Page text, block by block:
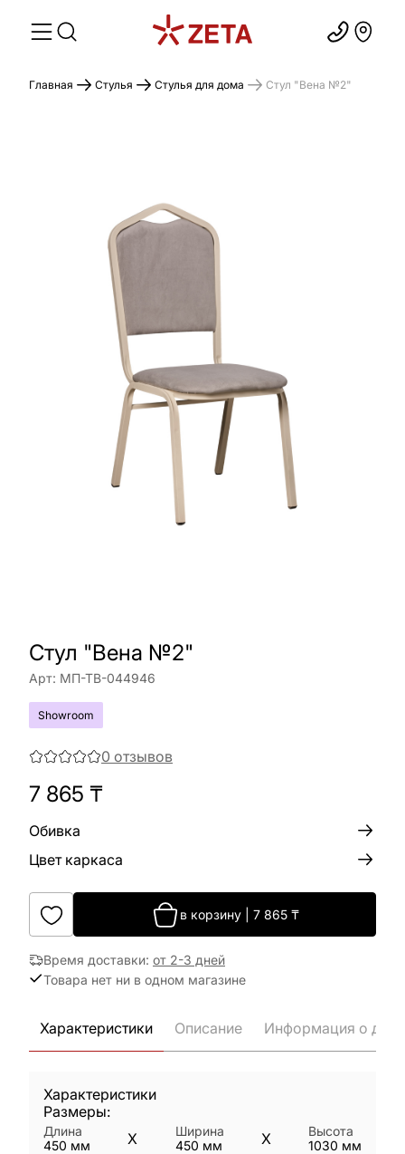
Главная Стулья Стулья для дома Стул "Вена №2"
Стул "Вена №2"
Арт: МП-ТВ-044946
Showroom
0 отзывов
7 865 ₸
Обивка
Цвет каркаса
в корзину| 7 865₸
Время доставки: от 2-3 дней
Товара нет ни в одном магазине
Характеристики Описание Информация о
Характеристики
Размеры:
Длина
450 мм X
Ширина
450 мм X
Высота
1030 мм